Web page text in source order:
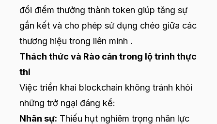
đổi điểm thưởng thành token giúp tăng sự
gắn kết và cho phép sử dụng chéo giữa các
thương hiệu trong liên minh .
Thách thức và Rào cản trong lộ trình thực
thi
Việc triển khai blockchain không tránh khỏi
những trở ngại đáng kể:
Nhân sự: Thiếu hụt nghiêm trọng nhân lực